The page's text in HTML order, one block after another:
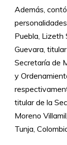
Además,
Puebla, Lizeth
Guevara,
Secretaría de
y
titular de la
Moreno
Tunja,